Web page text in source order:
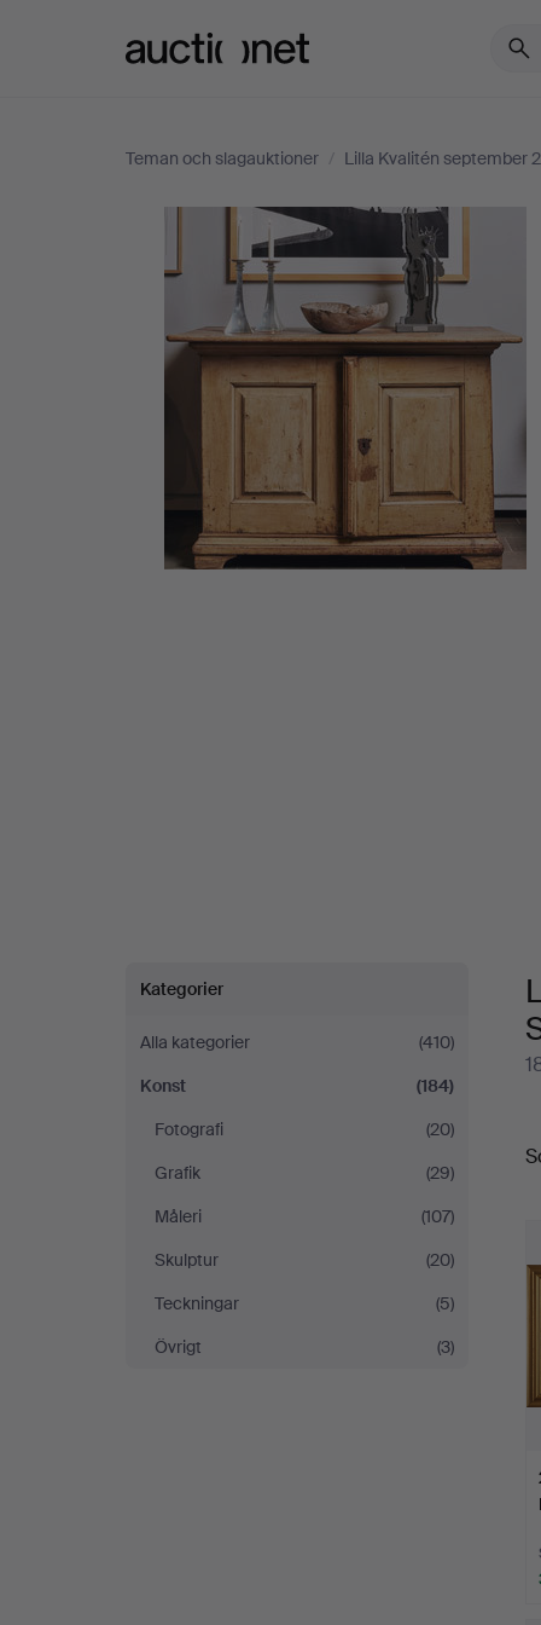
Teman och slagauktioner / Lilla Kvalitén september
Lilla
Kvalitén
september
Konst
på
Kategorier
Alla kategorier
(410)
Konst
(184)
Fotografi
(20)
Grafik
(29)
Måleri
(107)
Skulptur
(20)
Teckningar
(5)
Övrigt
(3)